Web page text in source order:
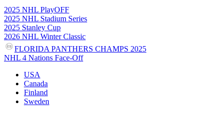
2025 NHL PlayOFF
2025 NHL Stadium Series
2025 Stanley Cup
2026 NHL Winter Classic
FLORIDA PANTHERS CHAMPS 2025
NHL 4 Nations Face-Off
USA
Canada
Finland
Sweden